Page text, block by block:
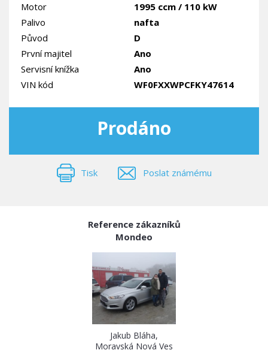
Motor
1995 ccm / 110 kW
Palivo
nafta
Původ
D
První majitel
Ano
Servisní knížka
Ano
VIN kód
WF0FXXWPCFKY47614
Prodáno
Tisk Poslat známému
Reference zákazníků
Mondeo
Jakub Bláha,
Moravská Nová Ves